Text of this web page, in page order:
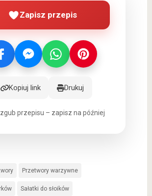
Zapisz przepis
Kopiuj link Drukuj
zgub przepisu – zapisz na później
Przetwory warzywne
Sałatki do słoików